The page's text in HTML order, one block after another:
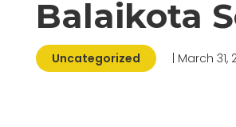
Balaikota
Uncategorized | March 31,